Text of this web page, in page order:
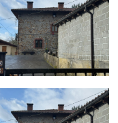
- IBARRA, 13.jpg